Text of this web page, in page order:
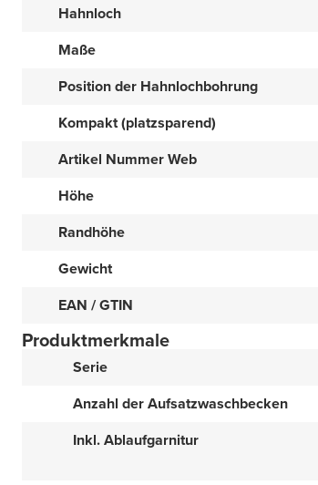
Hahnloch
Maße
Position der Hahnlochbohrung
Kompakt (platzsparend)
Artikel Nummer Web
Höhe
Randhöhe
Gewicht
EAN / GTIN
Produktmerkmale
Serie
Anzahl der Aufsatzwaschbecken
Inkl. Ablaufgarnitur